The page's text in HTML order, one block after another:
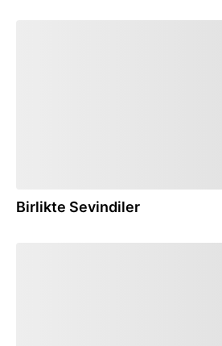
Birlikte Sevindiler